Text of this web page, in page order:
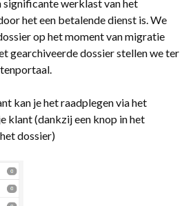
significante werklast van het
het een betalende dienst is. We
op het moment van migratie
gearchiveerde dossier stellen we ter
kan je het raadplegen via het
klant (dankzij een knop in het
dossier)